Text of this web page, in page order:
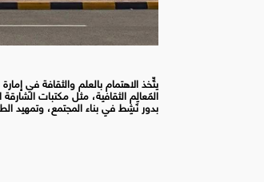
يتِّخذ الاهتمام بالعلم والثقافة في
المَعالِم الثقافية، مثل مكتبات
بدور نَشِط في بناء المجتمع، وتمهيد